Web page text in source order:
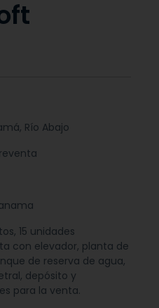
Río Abajo
15 unidades
con elevador, planta de
de reserva de agua,
depósito y
para la venta.